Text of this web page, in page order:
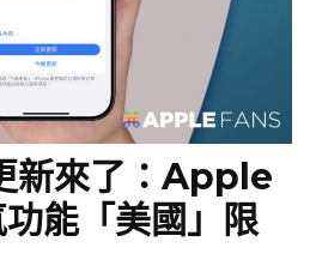
新來了：Apple
能「美國」限